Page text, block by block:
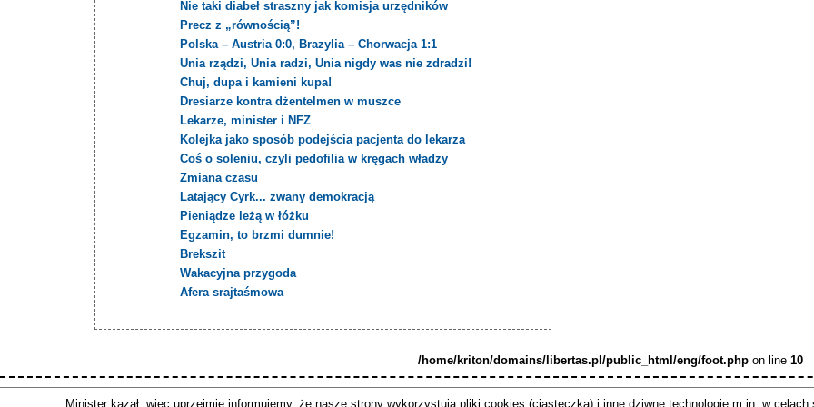
Nie taki diabeł straszny jak komisja urzędników
Precz z „równością”!
Polska – Austria 0:0, Brazylia – Chorwacja 1:1
Unia rządzi, Unia radzi, Unia nigdy was nie zdradzi!
Chuj, dupa i kamieni kupa!
Dresiarze kontra dżentelmen w muszce
Lekarze, minister i NFZ
Kolejka jako sposób podejścia pacjenta do lekarza
Coś o soleniu, czyli pedofilia w kręgach władzy
Zmiana czasu
Latający Cyrk... zwany demokracją
Pieniądze leżą w łóżku
Egzamin, to brzmi dumnie!
Brekszit
Wakacyjna przygoda
Afera srajtaśmowa
/home/kriton/domains/libertas.pl/public_html/eng/foot.php on line 10
Notice: Undefined index: STATrad in/home/kriton/
Minister kazał, więc uprzejmie informujemy, że nasze strony wykorzystują pliki cookies (ciasteczka) i inne dziwne technologie m.in. w